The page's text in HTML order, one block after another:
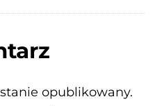
opublikowany.